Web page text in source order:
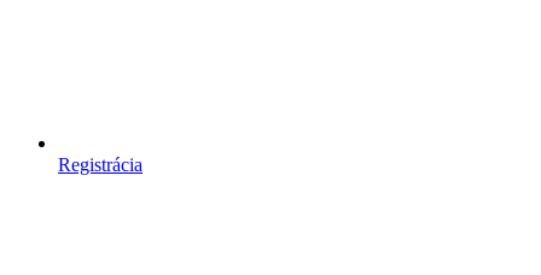
Registrácia